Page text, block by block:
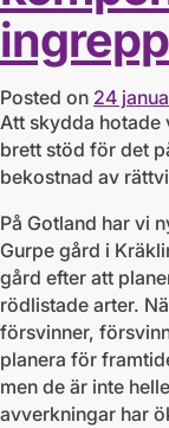
h
l
l
ingrepp
Posted on 24
Att skydda hotade
brett stöd för det
bekostnad av
På Gotland har vi
Gurpe gård i
gård efter att
rödlistade arter.
försvinner,
planera för
men de är inte
avverkningar har